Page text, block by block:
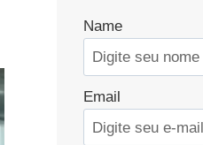
Name
Email